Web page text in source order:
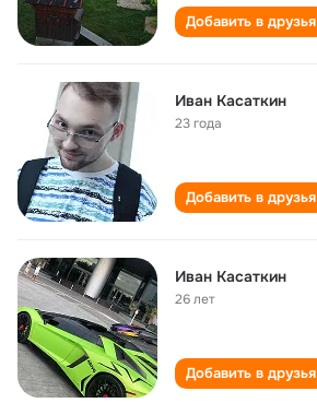
Добавить в друзья
Иван Касаткин
23 года
Добавить в друзья
Иван Касаткин
26 лет
Добавить в друзья